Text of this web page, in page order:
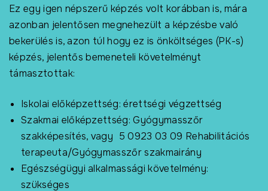
Ez egy igen népszerű képzés volt korábban is, mára
azonban jelentősen megnehezült a képzésbe való
bekerülés is, azon túl hogy ez is önköltséges (PK-s)
képzés, jelentős bemeneteli követelményt
támasztottak:
Iskolai előképzettség: érettségi végzettség
Szakmai előképzettség: Gyógymasszőr
szakképesítés, vagy 5 0923 03 09 Rehabilitációs
terapeuta/Gyógymasszőr szakmairány
Egészségügyi alkalmassági követelmény:
szükséges